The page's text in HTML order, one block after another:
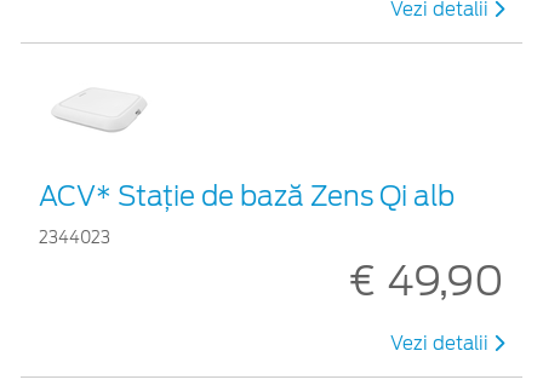
Vezi detalii
ACV* Stație de bază Zens Qi alb
2344023
€ 49,90
Vezi detalii